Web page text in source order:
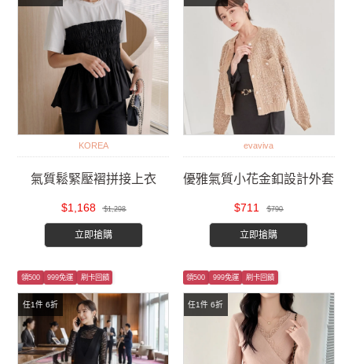
KOREA
氣質鬆緊壓褶拼接上衣
$1,168 $1,298
立即搶購
evaviva
優雅氣質小花金釦設計外套
$711 $790
立即搶購
任1件 6折
領500 999免運 刷卡回饋
任1件 6折
領500 999免運 刷卡回饋